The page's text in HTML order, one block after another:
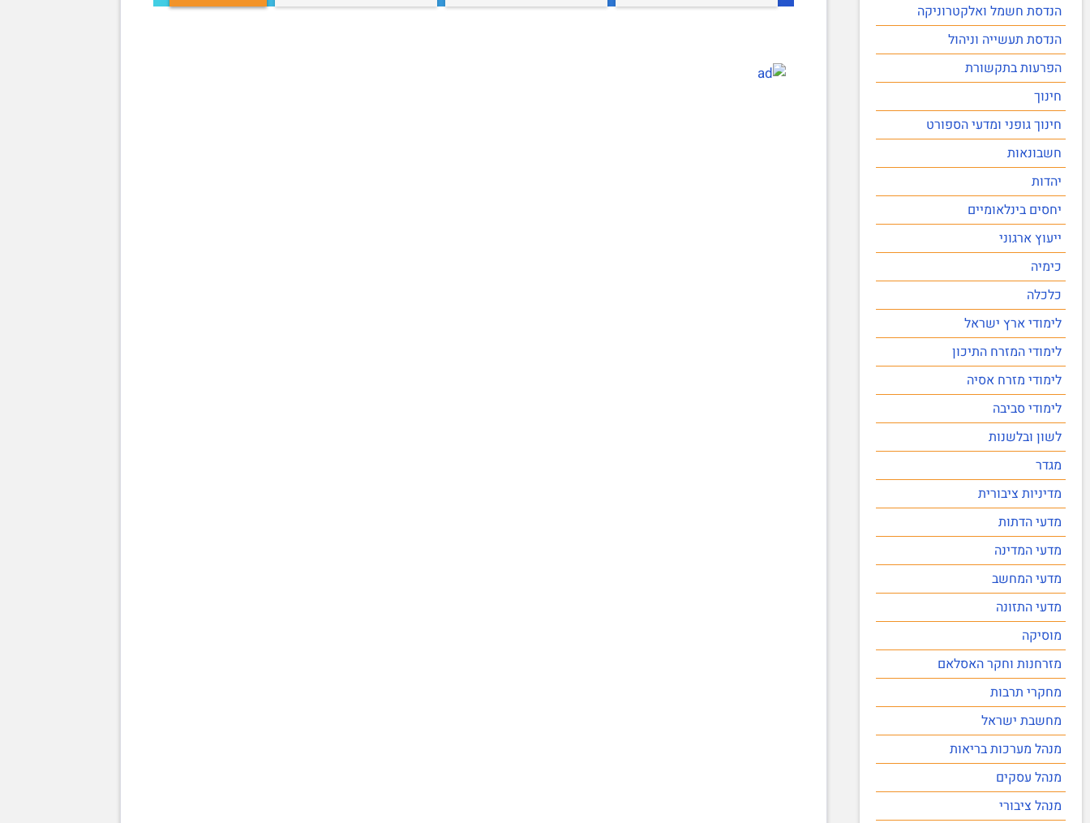
הנדסת חשמל ואלקטרוניקה
הנדסת תעשייה וניהול
הפרעות בתקשורת
חינוך
חינוך גופני ומדעי הספורט
חשבונאות
יהדות
יחסים בינלאומיים
ייעוץ ארגוני
כימיה
כלכלה
לימודי ארץ ישראל
לימודי המזרח התיכון
לימודי מזרח אסיה
לימודי סביבה
לשון ובלשנות
מגדר
מדיניות ציבורית
מדעי הדתות
מדעי המדינה
מדעי המחשב
מדעי התזונה
מוסיקה
מזרחנות וחקר האסלאם
מחקרי תרבות
מחשבת ישראל
מנהל מערכות בריאות
מנהל עסקים
מנהל ציבורי